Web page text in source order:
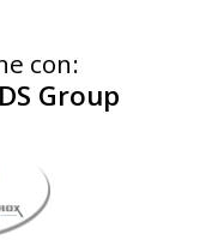
con:
Group